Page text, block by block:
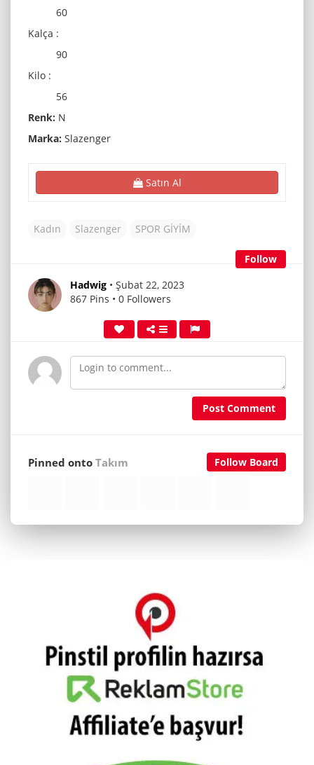
60
Kalça :
90
Kilo :
56
Renk: N
Marka: Slazenger
Satın Al
Kadın Slazenger SPOR GİYİM
Follow
Hadwig • Şubat 22, 2023
867 Pins • 0 Followers
Post Comment
Follow Board
Pinned ontoTakım